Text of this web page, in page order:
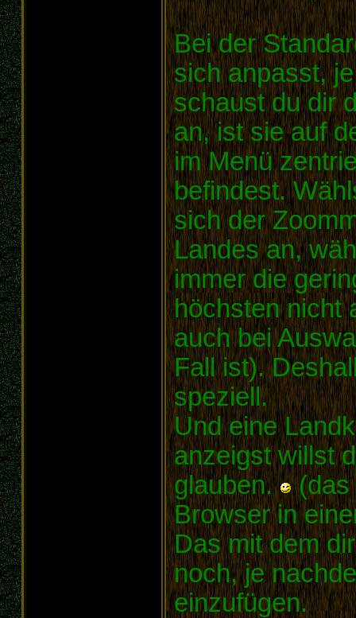
Bei der
sich anpasst,
schaust du dir
an, ist sie auf
im Menü
befindest.
sich der
Landes an,
immer die
höchsten nicht
auch bei
Fall ist).
speziell.
Und eine
anzeigst willst
glauben. (das
Browser in
Das mit dem
noch, je
einzufügen.